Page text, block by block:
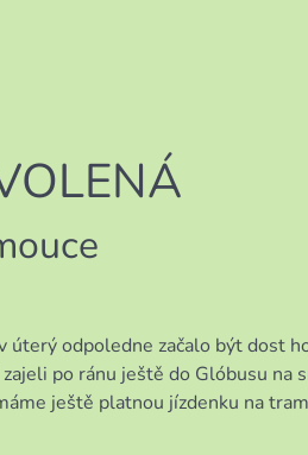
úterý odpoledne začalo být dost
po ránu ještě do Glóbusu na
ještě platnou jízdenku na